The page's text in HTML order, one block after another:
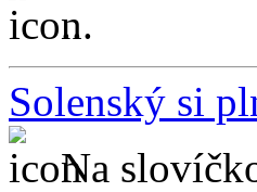
...
Solenský si
Na